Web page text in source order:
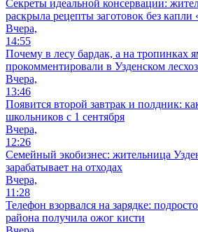
Секреты идеальной консервации:
раскрыла рецепты заготовок без
Вчера,
14:55
Почему в лесу бардак, а на тропинках
прокомментировали в Узденском
Вчера,
13:46
Появится второй завтрак и полдник:
школьников с 1 сентября
Вчера,
12:26
Семейный экобизнес: жительница
зарабатывает на отходах
Вчера,
11:28
Телефон взорвался на зарядке:
района получила ожог кисти